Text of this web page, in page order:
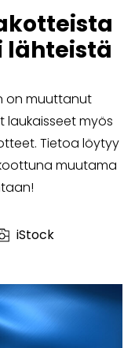
lähteistä
on muuttanut
myös
Tietoa löytyy
muutama
iStock